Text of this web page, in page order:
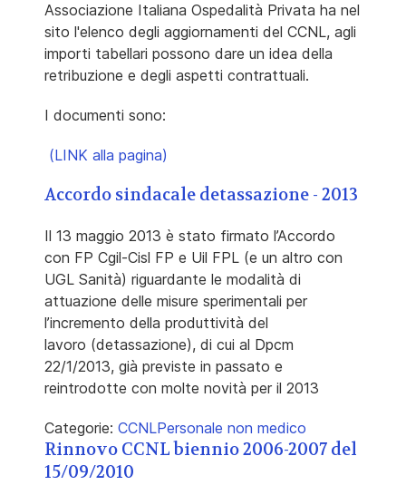
Associazione Italiana Ospedalità Privata ha nel
sito l'elenco degli aggiornamenti del CCNL, agli
importi tabellari possono dare un idea della
retribuzione e degli aspetti contrattuali.
I documenti sono:
(LINK alla pagina)
Accordo sindacale detassazione - 2013
Il 13 maggio 2013 è stato firmato l’Accordo
con FP Cgil-Cisl FP e Uil FPL (e un altro con
UGL Sanità) riguardante le modalità di
attuazione delle misure sperimentali per
l’incremento della produttività del
lavoro (detassazione), di cui al Dpcm
22/1/2013, già previste in passato e
reintrodotte con molte novità per il 2013
Categorie: CCNLPersonale non medico
Rinnovo CCNL biennio 2006-2007 del
15/09/2010